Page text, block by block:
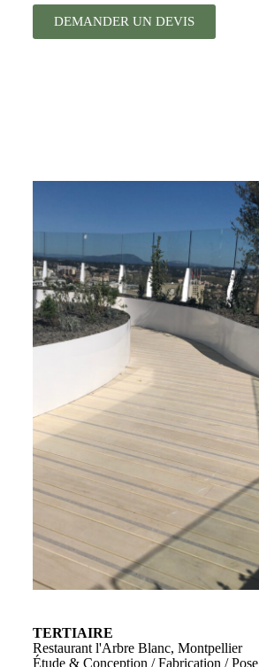
DEMANDER UN DEVIS
TERTIAIRE
Restaurant l'Arbre Blanc, Montpellier
Étude & Conception / Fabrication / Pose